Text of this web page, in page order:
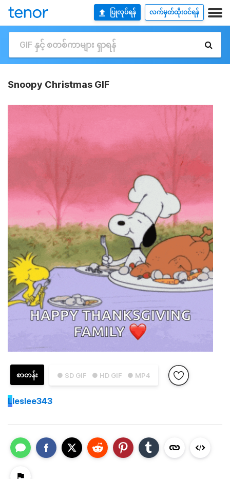
ပြုလုပ်ရန် လက်မှတ်ထိုးဝင်ရန်
Snoopy Christmas GIF
● SD GIF ● HD GIF ● MP4
စာတန်း
Lleslee343